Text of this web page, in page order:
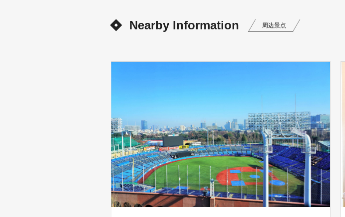
Nearby Information 周边景点